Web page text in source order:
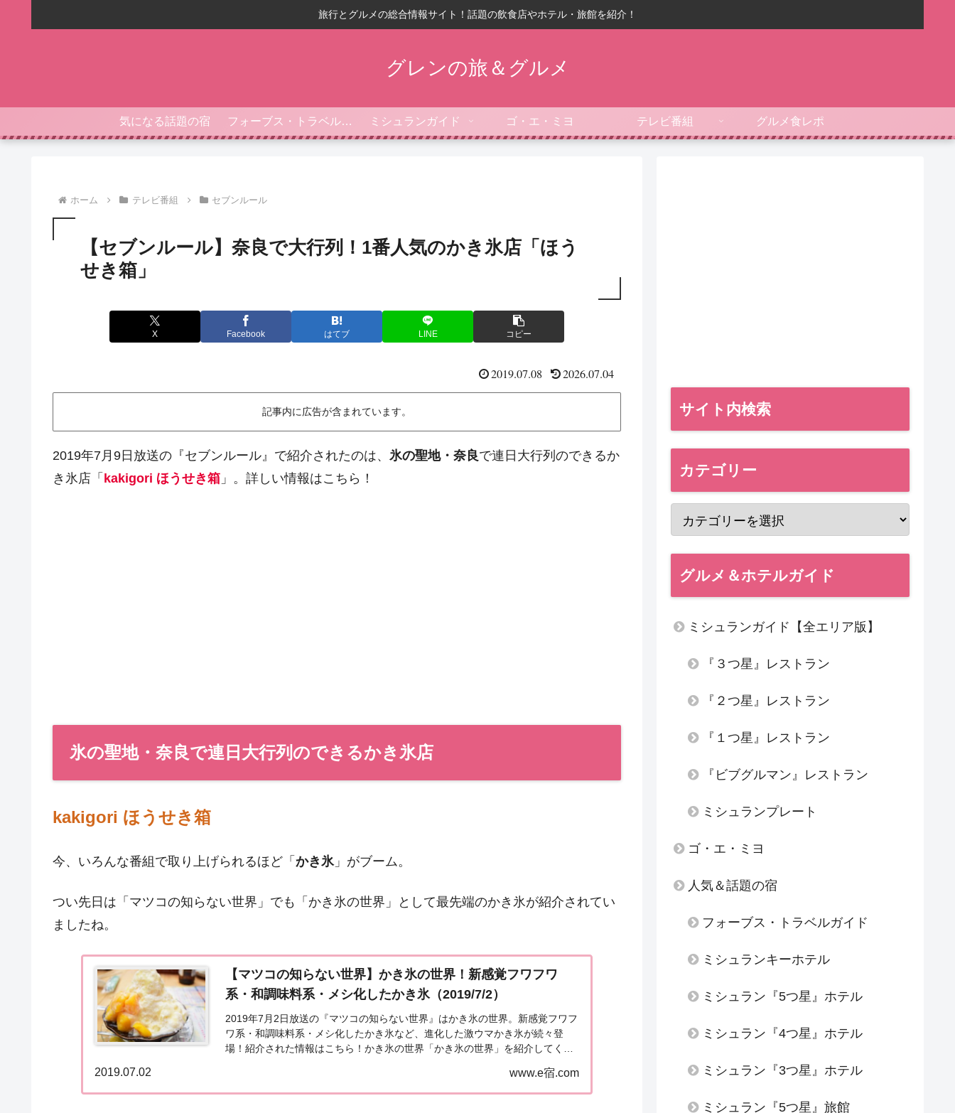
旅行とグルメの総合情報サイト！話題の飲食店やホテル・旅館を紹介！
グレンの旅＆グルメ
気になる話題の宿 フォーブス・トラベルガイド ミシュランガイド ゴ・エ・ミヨ テレビ番組 グルメ食レポ
ホーム テレビ番組 セブンルール
【セブンルール】奈良で大行列！1番人気のかき氷店「ほう
せき箱」
X Facebook はてブ LINE コピー
2019.07.08 2026.07.04
記事内に広告が含まれています。
2019年7月9日放送の『セブンルール』で紹介されたのは、 氷の聖地・奈良で連日大行列のできるか
き氷店「 kakigori ほうせき箱 」。詳しい情報はこちら！
氷の聖地・奈良で連日大行列のできるかき氷店
kakigori ほうせき箱
今、いろんな番組で取り上げられるほど「 かき氷」がブーム。
つい先日は「マツコの知らない世界」でも「かき氷の世界」として最先端のかき氷が紹介されてい
ましたね。
【マツコの知らない世界】かき氷の世界！新感覚フワフワ
系・和調味料系・メシ化したかき氷（2019/7/2）
2019年7月2日放送の『マツコの知らない世界』はかき氷の世界。新感覚フワフ
ワ系・和調味料系・メシ化したかき氷など、進化した激ウマかき氷が続々登
場！紹介された情報はこちら！かき氷の世界「かき氷の世界」を紹介してくれ
www.e宿.com
2019.07.02
サイト内検索
カテゴリー
グルメ＆ホテルガイド
ミシュランガイド【全エリア版】
『３つ星』レストラン
『２つ星』レストラン
『１つ星』レストラン
『ビブグルマン』レストラン
ミシュランプレート
ゴ・エ・ミヨ
人気＆話題の宿
フォーブス・トラベルガイド
ミシュランキーホテル
ミシュラン『5つ星』ホテル
ミシュラン『4つ星』ホテル
ミシュラン『3つ星』ホテル
ミシュラン『5つ星』旅館